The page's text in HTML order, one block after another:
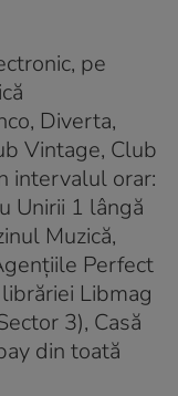
pe
Diverta,
Vintage, Club
intervalul orar:
Unirii 1 lângă
Muzică,
Perfect
Libmag
3), Casă
din toată